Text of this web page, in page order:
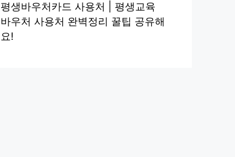
평생바우처카드 사용처 | 평생교육
바우처 사용처 완벽정리 꿀팁 공유해
요!